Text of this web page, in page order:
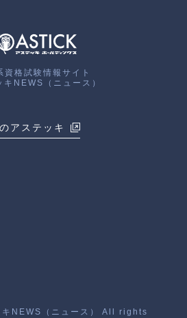
資格試験情報サイト
キNEWS（ニュース）
アステッキ
NEWS（ニュース） All rights